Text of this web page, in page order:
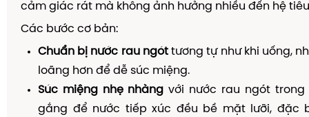
cảm giác rát mà không ảnh hưởng nhiều đến hệ
Các bước cơ bản:
Chuẩn bị nước rau ngóttương tự như khi uống,
loãng hơn để dễ súc miệng.
Súc miệng nhẹ nhàng với nước rau ngót trong
gắng để nước tiếp xúc đều bề mặt lưỡi, đặc